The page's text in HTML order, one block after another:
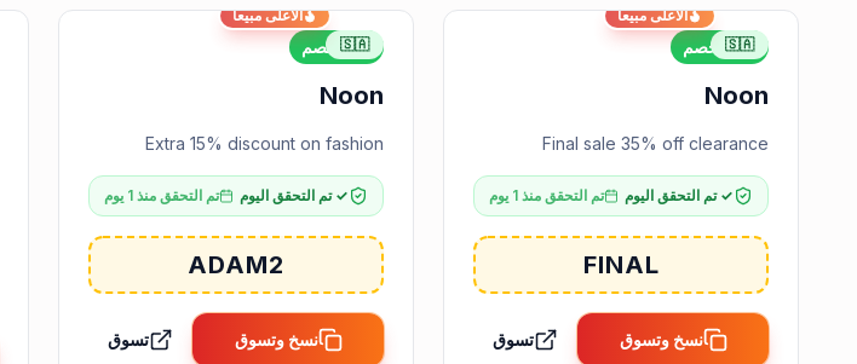
الأعلى مبيعاً
35% خصم 🇸🇦
Noon
Final sale 35% off clearance
✓ تم التحقق اليوم تم التحقق منذ 1 يوم
FINAL
نسخ وتسوق تسوق
الأعلى مبيعاً
15% خصم 🇸🇦
Noon
Extra 15% discount on fashion
✓ تم التحقق اليوم تم التحقق منذ 1 يوم
ADAM2
نسخ وتسوق تسوق